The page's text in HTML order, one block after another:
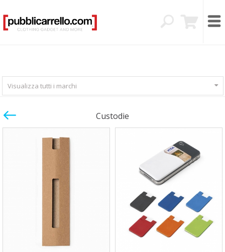
Visualizza tutti i marchi
Custodie